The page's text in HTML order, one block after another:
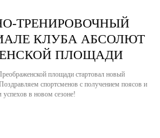
ТРЕНИРОВОЧНЫЙ
КЛУБА АБСОЛЮТ
ПЛОЩАДИ
площади стартовал новый
спортсменов с получением поясов и
в новом сезоне!